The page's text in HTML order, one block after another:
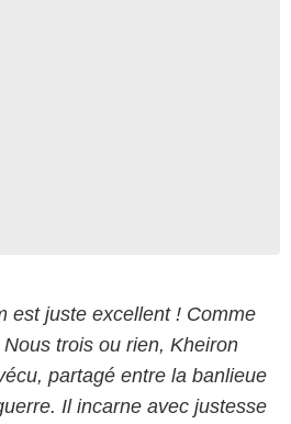
est juste excellent ! Comme
trois ou rien, Kheiron
partagé entre la banlieue
Il incarne avec justesse